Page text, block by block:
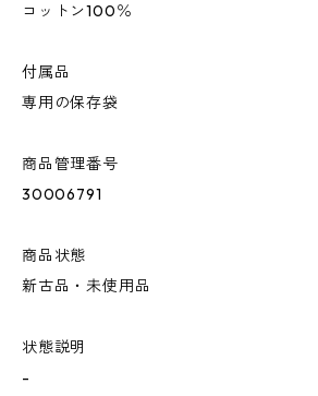
コットン100％
付属品
専用の保存袋
商品管理番号
30006791
商品状態
新古品・未使用品
状態説明
-